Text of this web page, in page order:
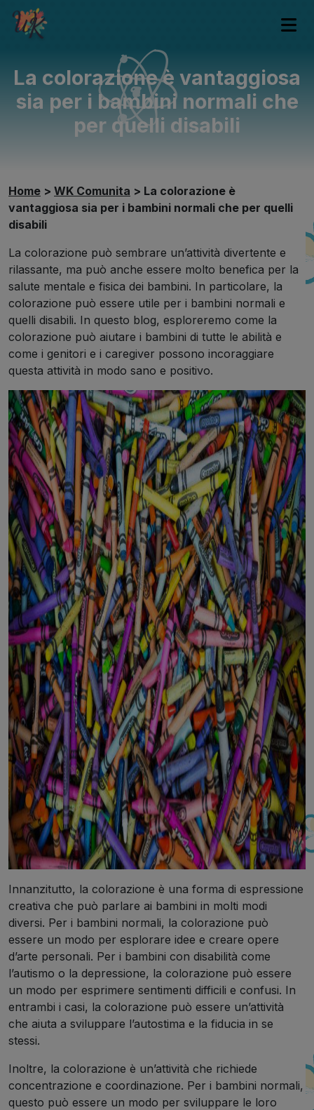
La colorazione è vantaggiosa
sia per i bambini normali che
per quelli disabili
Home > WK Comunita > La colorazione è
vantaggiosa sia per i bambini normali che per quelli
disabili
La colorazione può sembrare un’attività divertente e
rilassante, ma può anche essere molto benefica per la
salute mentale e fisica dei bambini. In particolare, la
colorazione può essere utile per i bambini normali e
quelli disabili. In questo blog, esploreremo come la
colorazione può aiutare i bambini di tutte le abilità e
come i genitori e i caregiver possono incoraggiare
questa attività in modo sano e positivo.
Innanzitutto, la colorazione è una forma di espressione
creativa che può parlare ai bambini in molti modi
diversi. Per i bambini normali, la colorazione può
essere un modo per esplorare idee e creare opere
d’arte personali. Per i bambini con disabilità come
l’autismo o la depressione, la colorazione può essere
un modo per esprimere sentimenti difficili e confusi. In
entrambi i casi, la colorazione può essere un’attività
che aiuta a sviluppare l’autostima e la fiducia in se
stessi.
Inoltre, la colorazione è un’attività che richiede
concentrazione e coordinazione. Per i bambini normali,
questo può essere un modo per sviluppare le loro